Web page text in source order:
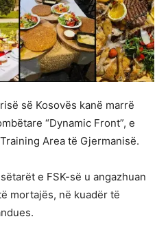
së Kosovës kanë marrë
“Dynamic Front”, e
Area të Gjermanisë.
e FSK-së u angazhuan
mortajës, në kuadër të